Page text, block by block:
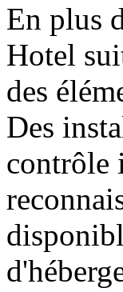
En plus
Hotel
des
Des
contrôle